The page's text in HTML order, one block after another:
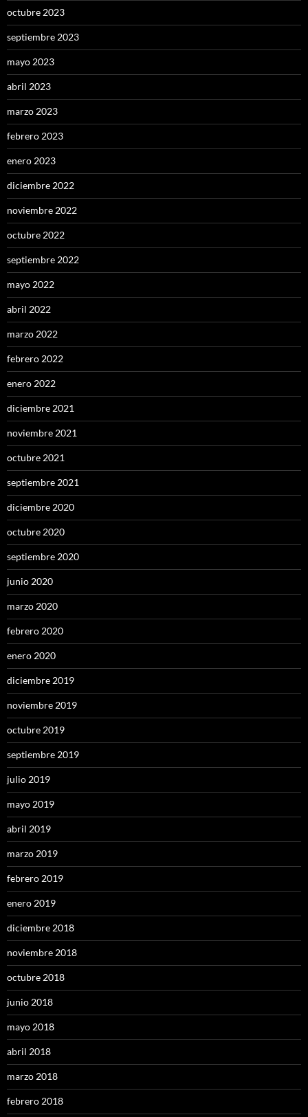
octubre 2023
septiembre 2023
mayo 2023
abril 2023
marzo 2023
febrero 2023
enero 2023
diciembre 2022
noviembre 2022
octubre 2022
septiembre 2022
mayo 2022
abril 2022
marzo 2022
febrero 2022
enero 2022
diciembre 2021
noviembre 2021
octubre 2021
septiembre 2021
diciembre 2020
octubre 2020
septiembre 2020
junio 2020
marzo 2020
febrero 2020
enero 2020
diciembre 2019
noviembre 2019
octubre 2019
septiembre 2019
julio 2019
mayo 2019
abril 2019
marzo 2019
febrero 2019
enero 2019
diciembre 2018
noviembre 2018
octubre 2018
junio 2018
mayo 2018
abril 2018
marzo 2018
febrero 2018